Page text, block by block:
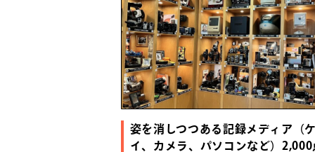
姿を消しつつある記録メディア（
イ、カメラ、パソコンなど）2,000